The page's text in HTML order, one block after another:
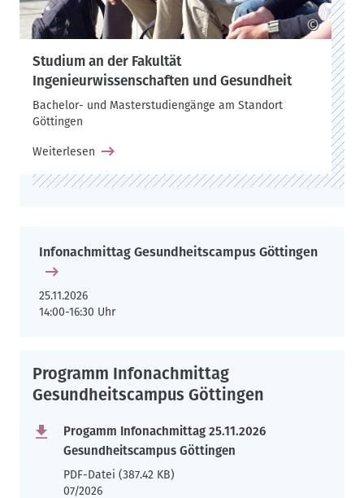
©
Studium an der Fakultät
Ingenieurwissenschaften und Gesundheit
Bachelor- und Masterstudiengänge am Standort
Göttingen
Weiterlesen
Infonachmittag Gesundheitscampus Göttingen
25.11.2026
14:00-16:30 Uhr
Programm Infonachmittag
Gesundheitscampus Göttingen
Progamm Infonachmittag 25.11.2026
Gesundheitscampus Göttingen
PDF-Datei (387.42 KB)
07/2026